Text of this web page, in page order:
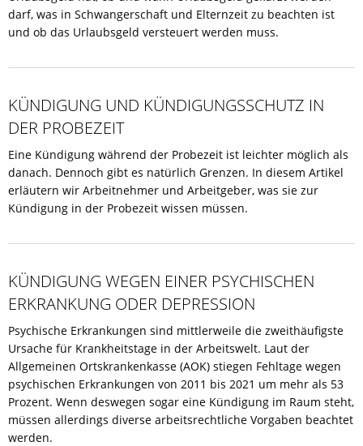
darf, was in Schwangerschaft und Elternzeit zu beachten ist
und ob das Urlaubsgeld versteuert werden muss.
KÜNDIGUNG UND KÜNDIGUNGSSCHUTZ IN
DER PROBEZEIT
Eine Kündigung während der Probezeit ist leichter möglich als
danach. Dennoch gibt es natürlich Grenzen. In diesem Artikel
erläutern wir Arbeitnehmer und Arbeitgeber, was sie zur
Kündigung in der Probezeit wissen müssen.
KÜNDIGUNG WEGEN EINER PSYCHISCHEN
ERKRANKUNG ODER DEPRESSION
Psychische Erkrankungen sind mittlerweile die zweithäufigste
Ursache für Krankheitstage in der Arbeitswelt. Laut der
Allgemeinen Ortskrankenkasse (AOK) stiegen Fehltage wegen
psychischen Erkrankungen von 2011 bis 2021 um mehr als 53
Prozent. Wenn deswegen sogar eine Kündigung im Raum steht,
müssen allerdings diverse arbeitsrechtliche Vorgaben beachtet
werden.